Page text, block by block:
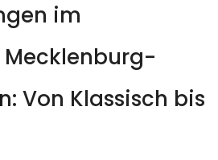
im
Von Klassisch bis